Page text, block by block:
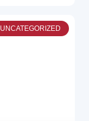
UNCATEGORIZED